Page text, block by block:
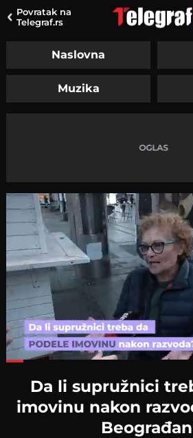
Povratak na
Telegraf.rs
Naslovna
Muzika
Da li supružnici
imovinu nakon